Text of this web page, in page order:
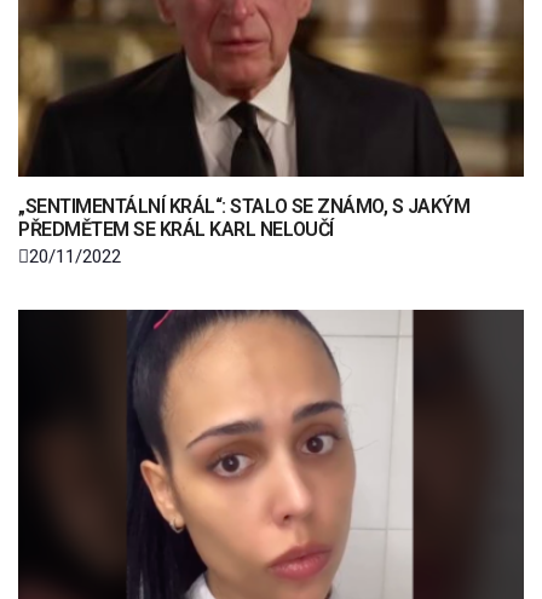
„SENTIMENTÁLNÍ KRÁL“: STALO SE ZNÁMO, S JAKÝM
PŘEDMĚTEM SE KRÁL KARL NELOUČÍ
20/11/2022